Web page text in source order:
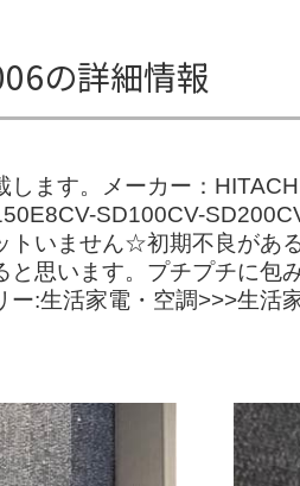
の詳細情報
ます。メーカー：
SD100CV-
いません☆初期不良があ
思います。プチプチに
:生活家電・空調>>>生